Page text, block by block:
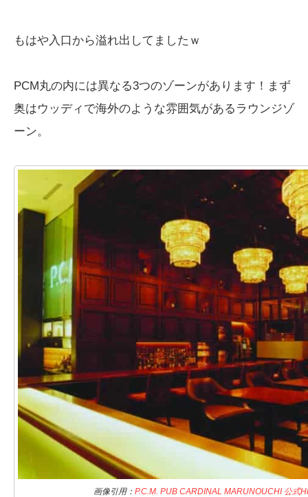
もはや入口から溢れ出してましたｗ
PCM丸の内には異なる3つのゾーンがあります！まず
奥はウッディで海外のような雰囲気があるラウンジゾ
ーン。
画像引用： P.C.M. PUB CARDINAL MARUNOUCHI 公式